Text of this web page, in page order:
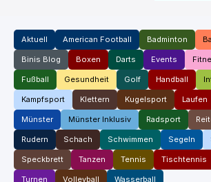
Aktuell American Football Badminton
Binis Blog Boxen Darts Events
Fußball Gesundheit Golf Handball
Kampfsport Klettern Kugelsport Laufen
Münster Münster Inklusiv Radsport
Rudern Schach Schwimmen Segeln
Speckbrett Tanzen Tennis Tischtennis
Turnen Volleyball Wasserball